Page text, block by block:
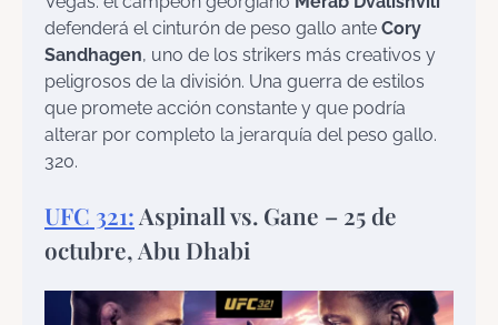
defenderá el cinturón de peso gallo ante Cory
Sandhagen, uno de los strikers más creativos y
peligrosos de la división. Una guerra de estilos
que promete acción constante y que podría
alterar por completo la jerarquía del peso gallo.
320.
UFC 321: Aspinall vs. Gane – 25 de
octubre, Abu Dhabi